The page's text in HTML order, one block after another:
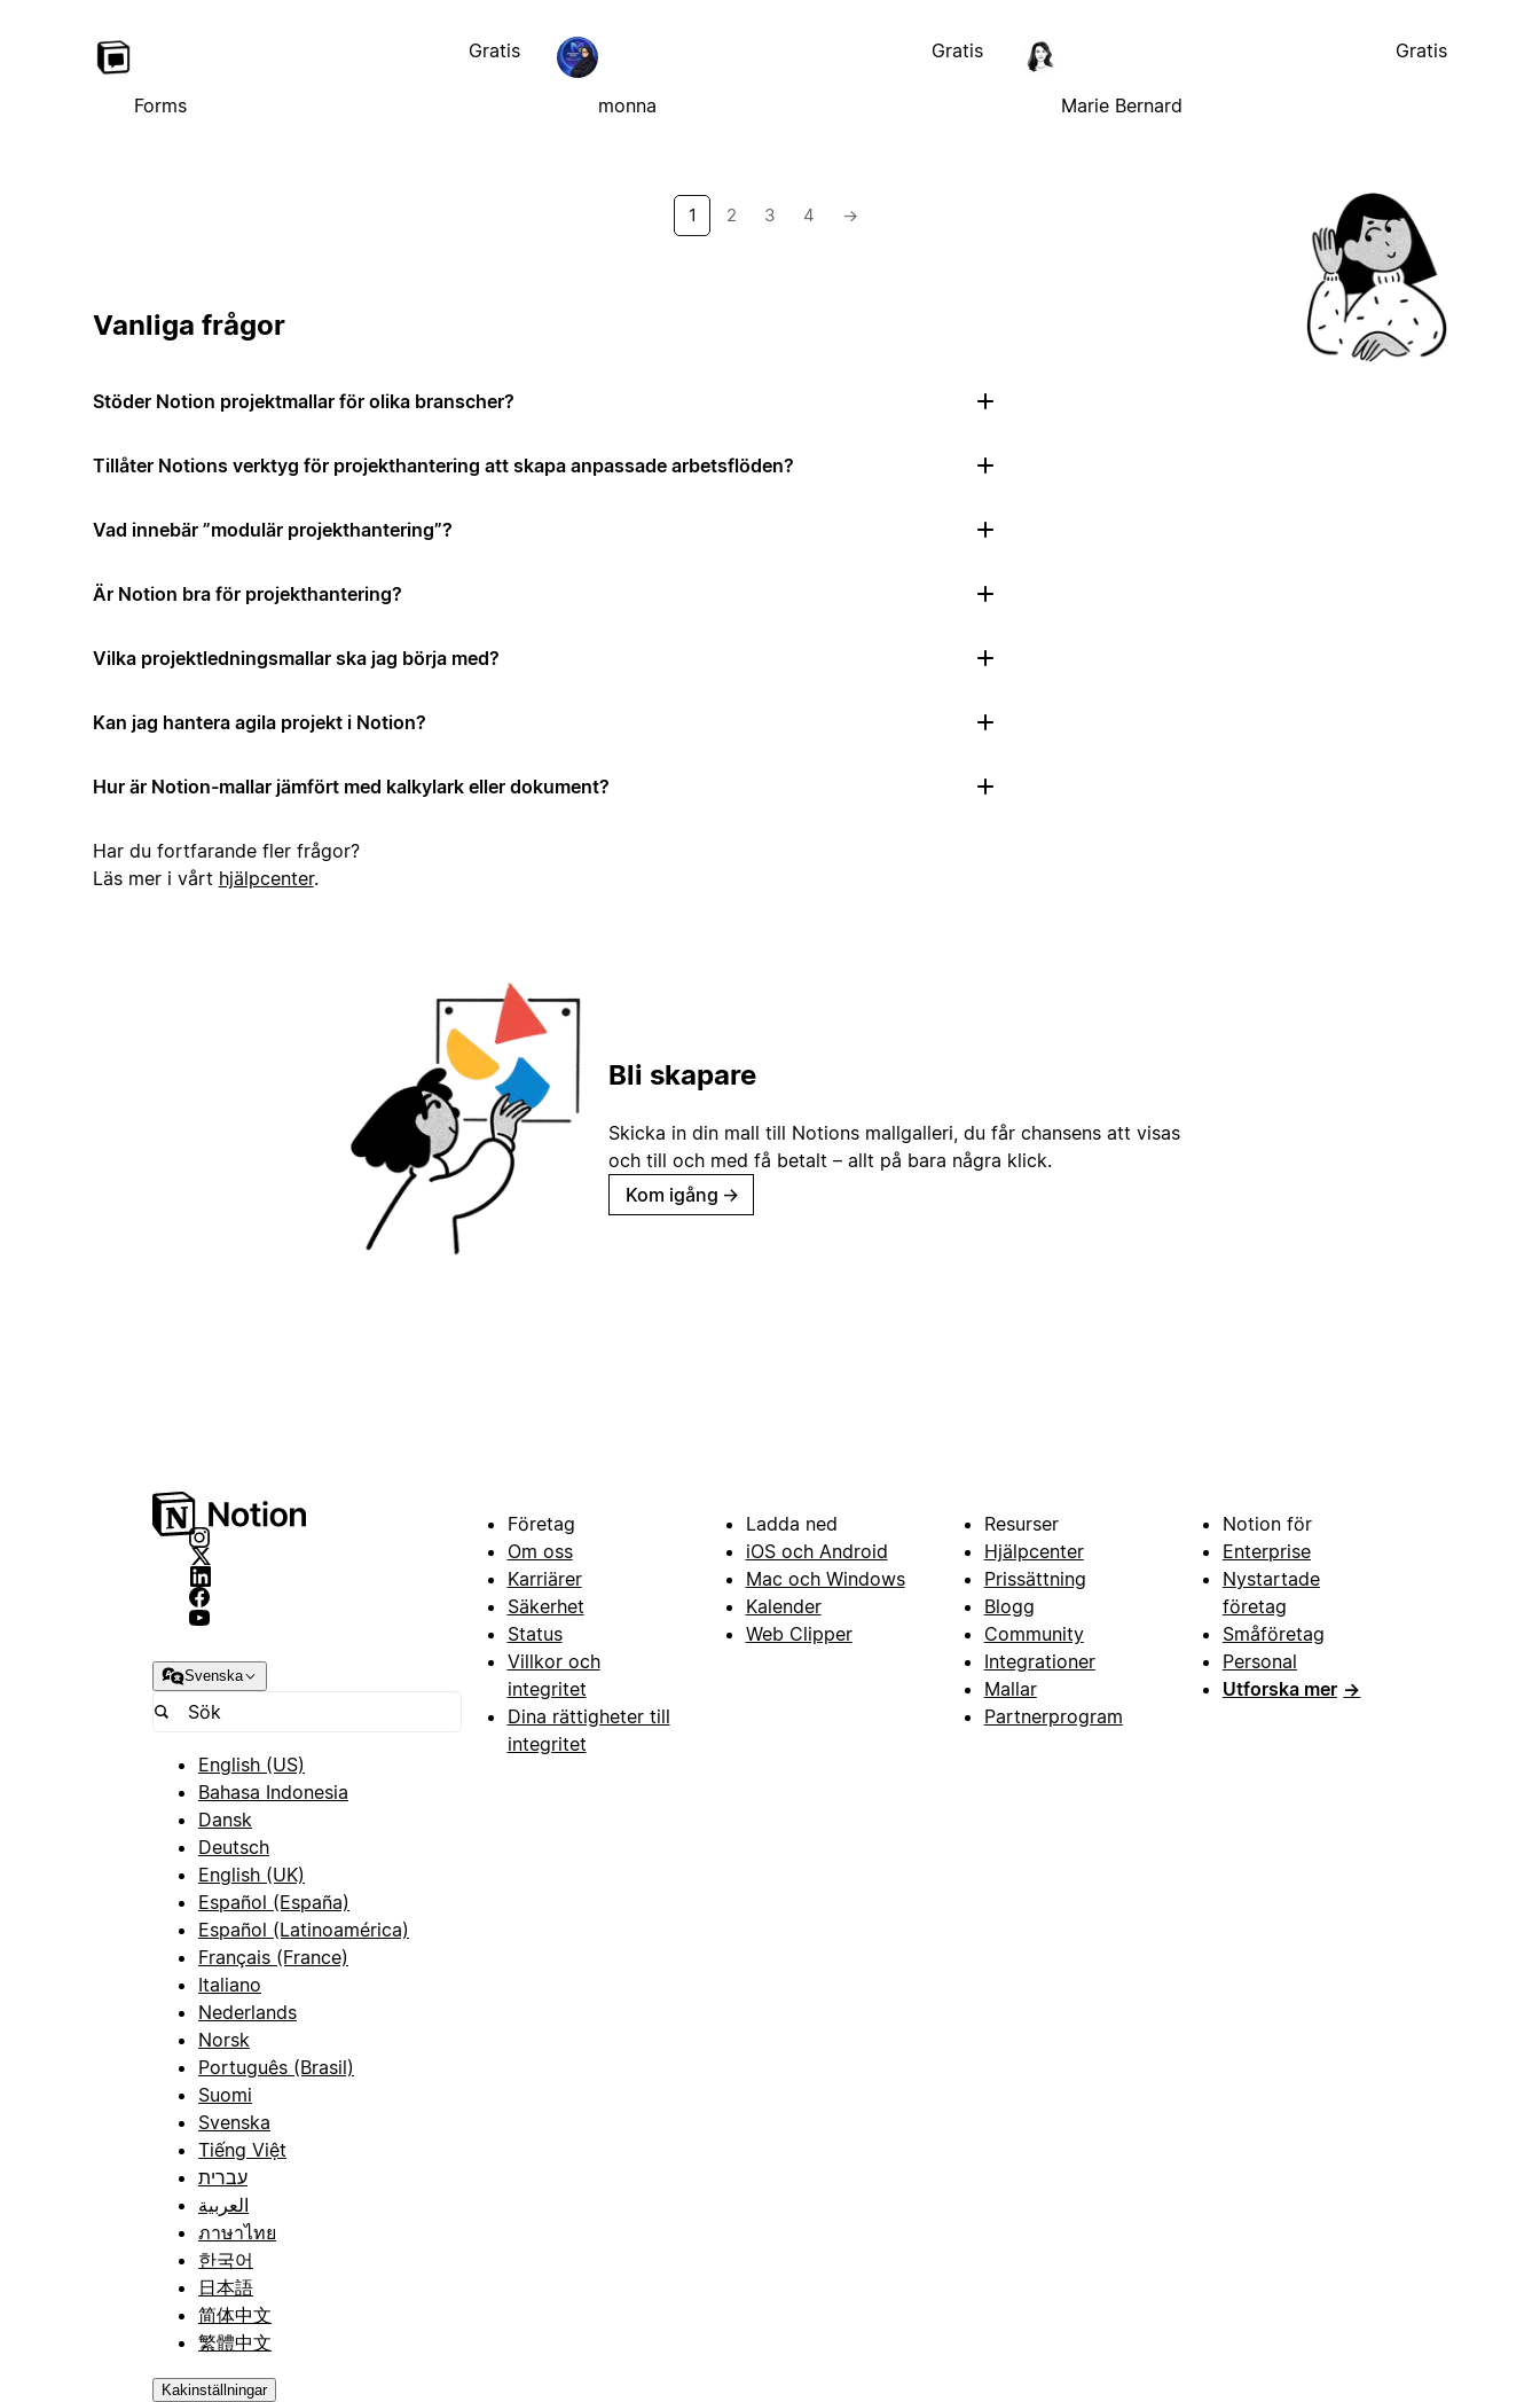
Forms
Gratis
monna
Gratis
Marie Bernard
Gratis
1 2 3 4 →
Vanliga frågor
Stöder Notion projektmallar för olika branscher?
Tillåter Notions verktyg för projekthantering att skapa anpassade arbetsflöden?
Vad innebär ”modulär projekthantering”?
Är Notion bra för projekthantering?
Vilka projektledningsmallar ska jag börja med?
Kan jag hantera agila projekt i Notion?
Hur är Notion-mallar jämfört med kalkylark eller dokument?
Har du fortfarande fler frågor?
Läs mer i vårt hjälpcenter.
Bli skapare
Skicka in din mall till Notions mallgalleri, du får chansens att visas
och till och med få betalt – allt på bara några klick.
Kom igång →
Svenska
English (US)
Bahasa Indonesia
Dansk
Deutsch
English (UK)
Español (España)
Español (Latinoamérica)
Français (France)
Italiano
Nederlands
Norsk
Português (Brasil)
Suomi
Svenska
Tiếng Việt
עברית
العربية
ภาษาไทย
한국어
日本語
简体中文
繁體中文
Kakinställningar
Företag
Om oss
Karriärer
Säkerhet
Status
Villkor och
integritet
Dina rättigheter till
integritet
Ladda ned
iOS och Android
Mac och Windows
Kalender
Web Clipper
Resurser
Hjälpcenter
Prissättning
Blogg
Community
Integrationer
Mallar
Partnerprogram
Notion för
Enterprise
Nystartade
företag
Småföretag
Personal
Utforska mer →